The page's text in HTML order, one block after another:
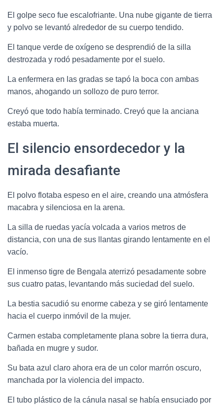
El golpe seco fue escalofriante. Una nube gigante de tierra
y polvo se levantó alrededor de su cuerpo tendido.
El tanque verde de oxígeno se desprendió de la silla
destrozada y rodó pesadamente por el suelo.
La enfermera en las gradas se tapó la boca con ambas
manos, ahogando un sollozo de puro terror.
Creyó que todo había terminado. Creyó que la anciana
estaba muerta.
El silencio ensordecedor y la
mirada desafiante
El polvo flotaba espeso en el aire, creando una atmósfera
macabra y silenciosa en la arena.
La silla de ruedas yacía volcada a varios metros de
distancia, con una de sus llantas girando lentamente en el
vacío.
El inmenso tigre de Bengala aterrizó pesadamente sobre
sus cuatro patas, levantando más suciedad del suelo.
La bestia sacudió su enorme cabeza y se giró lentamente
hacia el cuerpo inmóvil de la mujer.
Carmen estaba completamente plana sobre la tierra dura,
bañada en mugre y sudor.
Su bata azul claro ahora era de un color marrón oscuro,
manchada por la violencia del impacto.
El tubo plástico de la cánula nasal se había ensuciado por